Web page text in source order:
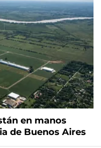
en manos
de Buenos Aires